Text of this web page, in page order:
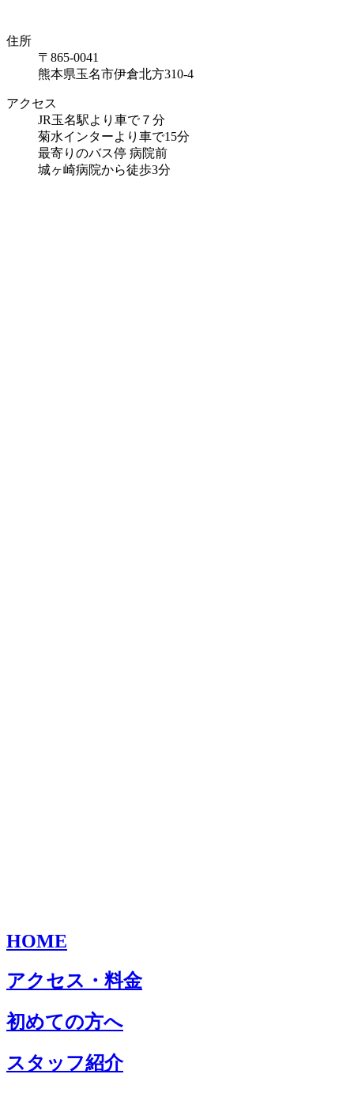
住所
〒865-0041
熊本県玉名市伊倉北方310-4
アクセス
JR玉名駅より車で７分
菊水インターより車で15分
最寄りのバス停 病院前
城ヶ崎病院から徒歩3分
HOME
アクセス・料金
初めての方へ
スタッフ紹介